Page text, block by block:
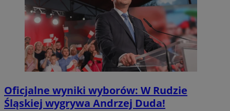
Oficjalne wyniki wyborów: W Rudzie
Śląskiej wygrywa Andrzej Duda!